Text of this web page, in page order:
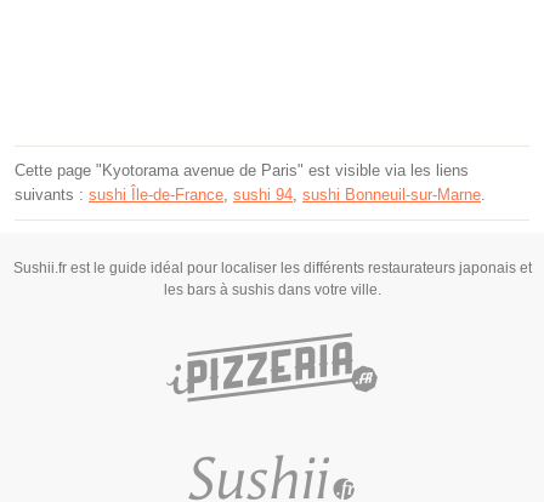
Cette page "Kyotorama avenue de Paris" est visible via les liens
suivants : sushi Île-de-France sushi 94 sushi Bonneuil-sur-Marne
Sushii.fr est le guide idéal pour localiser les différents restaurateurs japonais et
les bars à sushis dans votre ville.